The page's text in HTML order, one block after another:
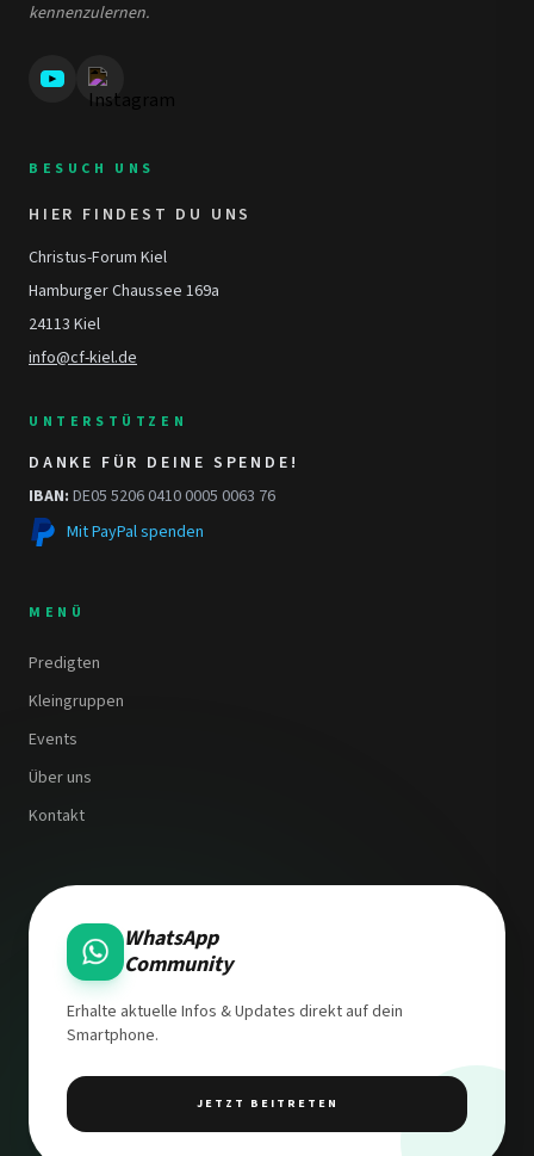
kennenzulernen.
BESUCH UNS
HIER FINDEST DU UNS
Christus-Forum Kiel
Hamburger Chaussee 169a
24113 Kiel
info@cf-kiel.de
UNTERSTÜTZEN
DANKE FÜR DEINE SPENDE!
IBAN: DE05 5206 0410 0005 0063 76
Mit PayPal spenden
MENÜ
Predigten
Kleingruppen
Events
Über uns
Kontakt
WhatsApp
Community
Erhalte aktuelle Infos & Updates direkt auf dein
Smartphone.
JETZT BEITRETEN